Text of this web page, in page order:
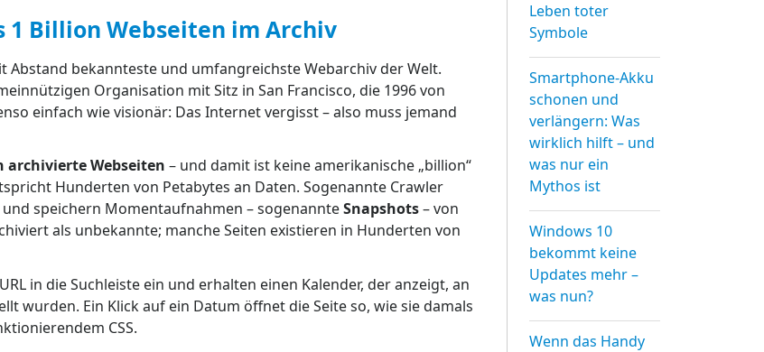
1 Billion Webseiten im Archiv
Abstand bekannteste und umfangreichste Webarchiv der Welt.
Organisation mit Sitz in San Francisco, die 1996 von
einfach wie visionär: Das Internet vergisst – also muss jemand
archivierte Webseiten – und damit ist keine amerikanische „billion“
Hunderten von Petabytes an Daten. Sogenannte Crawler
speichern Momentaufnahmen – sogenannteSnapshots– von
als unbekannte; manche Seiten existieren in Hunderten von
in die Suchleiste ein und erhalten einen Kalender, der anzeigt, an
wurden. Ein Klick auf ein Datum öffnet die Seite so, wie sie damals
CSS.
Leben toter
Symbole
Smartphone-Akku
schonen und
verlängern: Was
wirklich hilft – und
was nur ein
Mythos ist
Windows 10
bekommt keine
Updates mehr –
was nun?
Wenn das Handy